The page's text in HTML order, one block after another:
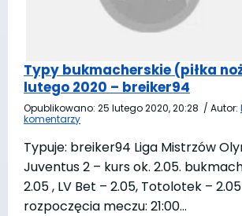
Typy bukmacherskie (piłka
lutego 2020 – breiker94
Opublikowano: 25 lutego 2020, 20:28 / Autor:
komentarzy
Typuje: breiker94 Liga Mistrzów
Juventus 2 – kurs ok. 2.05.
2.05 , LV Bet – 2.05, Totolotek –
rozpoczęcia meczu: 21:00…